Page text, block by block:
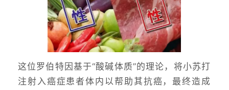
这位罗伯特因基于“酸碱体质”的理论，将小苏打
注射入癌症患者体内以帮助其抗癌，最终造成